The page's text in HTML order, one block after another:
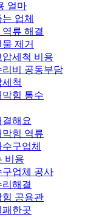
얼마
업체
류 해결
제거
세척 비용
비 공동부담
척
힘 통수
해요
힘 역류
구업체
비용
업체 공사
해결
공용관
한곳